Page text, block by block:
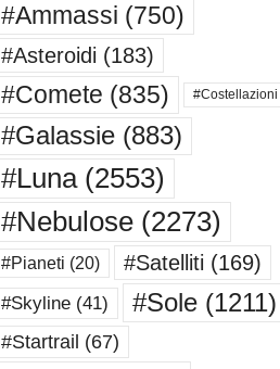
#Ammassi (750)
#Asteroidi (183)
#Comete (835) #Costellazioni
#Galassie(883)
#Luna(2553)
#Nebulose(2273)
#Pianeti (20) #Satelliti (169)
#Skyline(41) #Sole(1211)
#Startrail (67)